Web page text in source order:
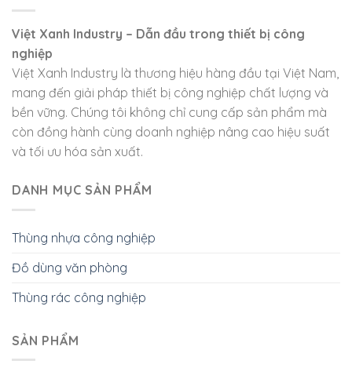
Việt Xanh Industry – Dẫn đầu trong thiết bị công
nghiệp
Việt Xanh Industry là thương hiệu hàng đầu tại Việt Nam,
mang đến giải pháp thiết bị công nghiệp chất lượng và
bền vững. Chúng tôi không chỉ cung cấp sản phẩm mà
còn đồng hành cùng doanh nghiệp nâng cao hiệu suất
và tối ưu hóa sản xuất.
DANH MỤC SẢN PHẨM
Thùng nhựa công nghiệp
Đồ dùng văn phòng
Thùng rác công nghiệp
SẢN PHẨM